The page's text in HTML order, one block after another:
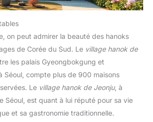
on peut admirer la beauté des hanoks
de Corée du Sud. Le village hanok de
les palais Gyeongbokgung et
Séoul, compte plus de 900 maisons
Le village hanok de Jeonju, à
Séoul, est quant à lui réputé pour sa vie
et sa gastronomie traditionnelle.